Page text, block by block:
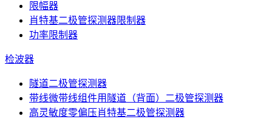
限幅器
肖特基二极管探测器限制器
功率限制器
检波器
隧道二极管探测器
带线微带线组件用隧道（背面）二极管探测器
高灵敏度零偏压肖特基二极管探测器